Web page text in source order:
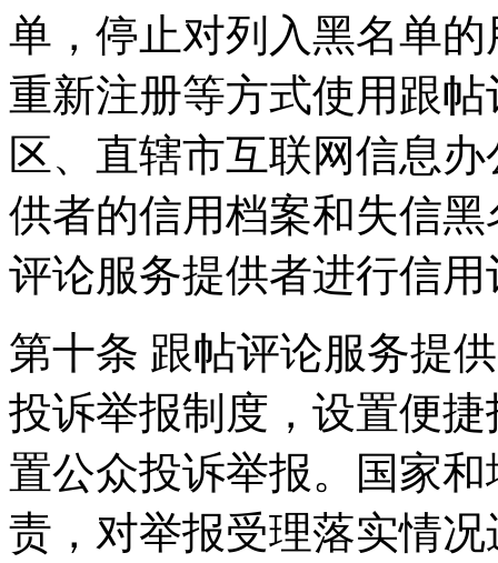
单，停止对列入黑名单
重新注册等方式使用跟
区、直辖市互联网信息
供者的信用档案和失信
评论服务提供者进行信用
第十条 跟帖评论服务提
投诉举报制度，设置便
置公众投诉举报。国家
责，对举报受理落实情